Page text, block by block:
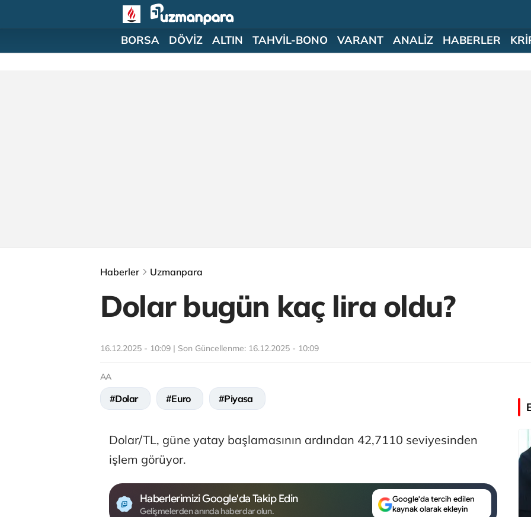
BORSA DÖVİZ ALTIN TAHVİL-BONO VARANT ANALİZ HABERLER
Haberler Uzmanpara
Dolar bugün kaç lira oldu?
16.12.2025 - 10:09 | Son Güncellenme: 16.12.2025 - 10:09
AA
#Dolar #Euro #Piyasa
Dolar/TL, güne yatay başlamasının ardından 42,7110 seviyesinden
işlem görüyor.
Haberlerimizi Google'da Takip Edin
Gelişmelerden anında haberdar olun.
Google'da tercih edilen
kaynak olarak ekleyin